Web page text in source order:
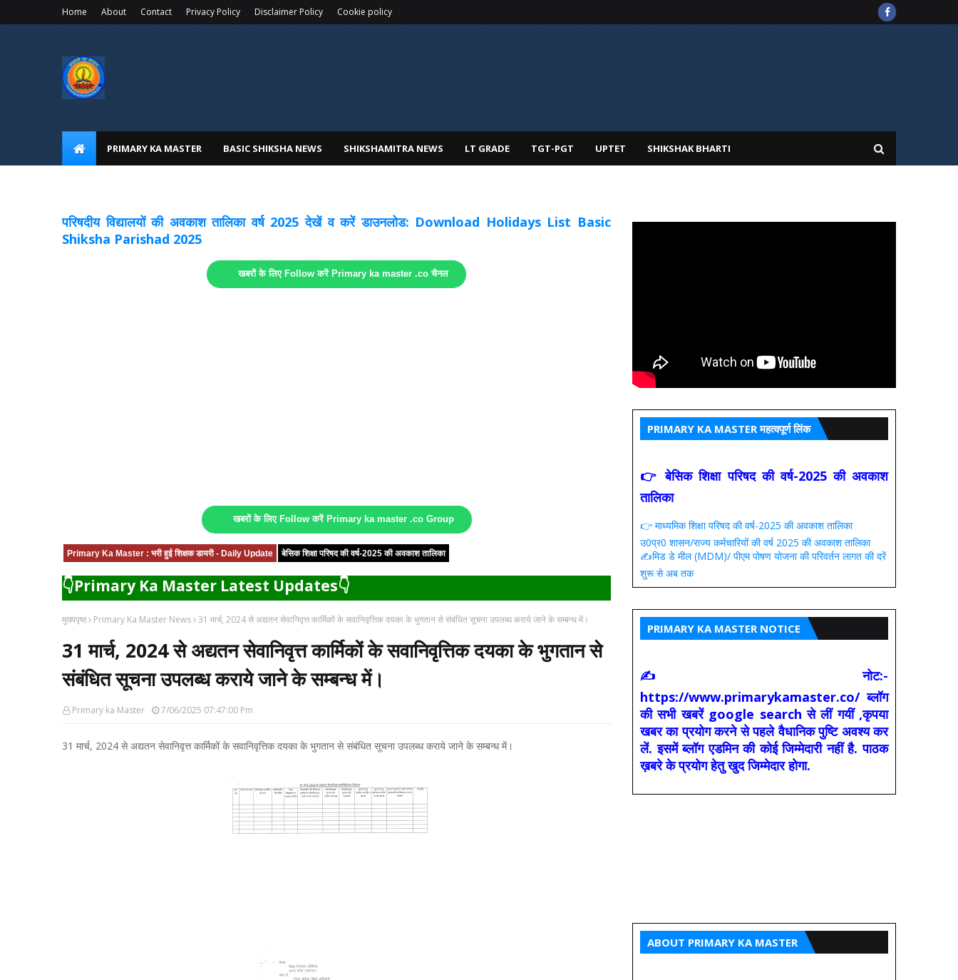
Home About Contact Privacy Policy Disclaimer Policy Cookie policy
PRIMARY KA MASTER BASIC SHIKSHA NEWS SHIKSHAMITRA NEWS LT GRADE TGT-PGT UPTET SHIKSHAK BHARTI
परिषदीय विद्यालयों की अवकाश तालिका वर्ष 2025 देखें व करें डाउनलोड: Download Holidays List Basic
Shiksha Parishad 2025
खबरों के लिए Follow करें Primary ka master .co चैनल
खबरों के लिए Follow करें Primary ka master .co Group
Primary Ka Master : भरी हुई शिक्षक डायरी - Daily Update बेसिक शिक्षा परिषद की वर्ष-2025 की अवकाश तालिका
👇Primary Ka Master Latest Updates👇
मुख्यपृष्ठ Primary Ka Master News 31 मार्च, 2024 से अद्यतन सेवानिवृत्त कार्मिकों के सवानिवृत्तिक दयका के भुगतान से संबंधित सूचना उपलब्ध कराये जाने के सम्बन्ध में।
31 मार्च, 2024 से अद्यतन सेवानिवृत्त कार्मिकों के सवानिवृत्तिक दयका के भुगतान से
संबंधित सूचना उपलब्ध कराये जाने के सम्बन्ध में।
Primary ka Master 7/06/2025 07:47:00 Pm
31 मार्च, 2024 से अद्यतन सेवानिवृत्त कार्मिकों के सवानिवृत्तिक दयका के भुगतान से संबंधित सूचना उपलब्ध कराये जाने के सम्बन्ध में।
PRIMARY KA MASTER महत्वपूर्ण लिंक
👉 बेसिक शिक्षा परिषद की वर्ष-2025 की अवकाश
तालिका
👉 माध्यमिक शिक्षा परिषद की वर्ष-2025 की अवकाश तालिका
उ0प्र0 शासन/राज्य कर्मचारियों की वर्ष 2025 की अवकाश तालिका
✍️मिड डे मील (MDM)/ पीएम पोषण योजना की परिवर्तन लागत की दरें
शुरू से अब तक
PRIMARY KA MASTER NOTICE
✍ नोट:-
https://www.primarykamaster.co/ ब्लॉग
की सभी खबरें google search से लीं गयीं ,कृपया
खबर का प्रयोग करने से पहले वैधानिक पुष्टि अवश्य कर
लें. इसमें ब्लॉग एडमिन की कोई जिम्मेदारी नहीं है. पाठक
ख़बरे के प्रयोग हेतु खुद जिम्मेदार होगा.
ABOUT PRIMARY KA MASTER